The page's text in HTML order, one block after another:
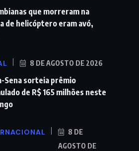
que morreram na
de helicóptero eram avó,
8 DE AGOSTO DE 2026
Sena sorteia prêmio
de R$ 165 milhões neste
8 DE
AGOSTO DE